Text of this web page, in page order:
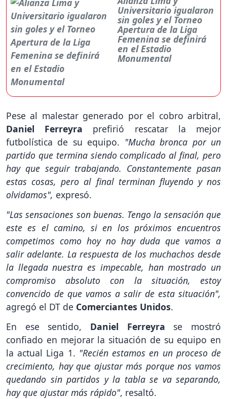
Universitario igualaron
sin goles y el Torneo
Apertura de la Liga
Femenina se definirá
en el Estadio
Monumental
Pese al malestar generado por el cobro arbitral,
Daniel Ferreyra prefirió rescatar la mejor
futbolística de su equipo. "Mucha bronca por un
partido que termina siendo complicado al final, pero
hay que seguir trabajando. Constantemente pasan
estas cosas, pero al final terminan fluyendo y nos
olvidamos", expresó.
"Las sensaciones son buenas. Tengo la sensación que
este es el camino, si en los próximos encuentros
competimos como hoy no hay duda que vamos a
salir adelante. La respuesta de los muchachos desde
la llegada nuestra es impecable, han mostrado un
compromiso absoluto con la situación, estoy
convencido de que vamos a salir de esta situación",
agregó el DT de Comerciantes Unidos.
En ese sentido, Daniel Ferreyra se mostró
confiado en mejorar la situación de su equipo en
la actual Liga 1. "Recién estamos en un proceso de
crecimiento, hay que ajustar más porque nos vamos
quedando sin partidos y la tabla se va separando,
hay que ajustar más rápido", resaltó.